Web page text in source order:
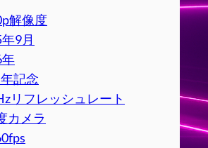
解像度
9月
記念
リフレッシュレート
カメラ